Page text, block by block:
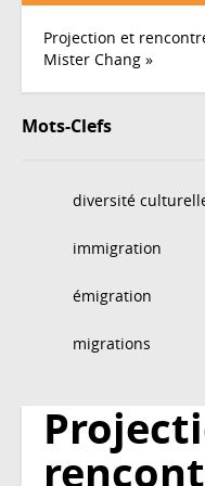
Projection et
Mister Chang »
Mots-Clefs
diversité
immigration
émigration
migrations